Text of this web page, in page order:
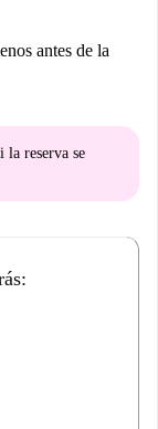
antes de la
la reserva se